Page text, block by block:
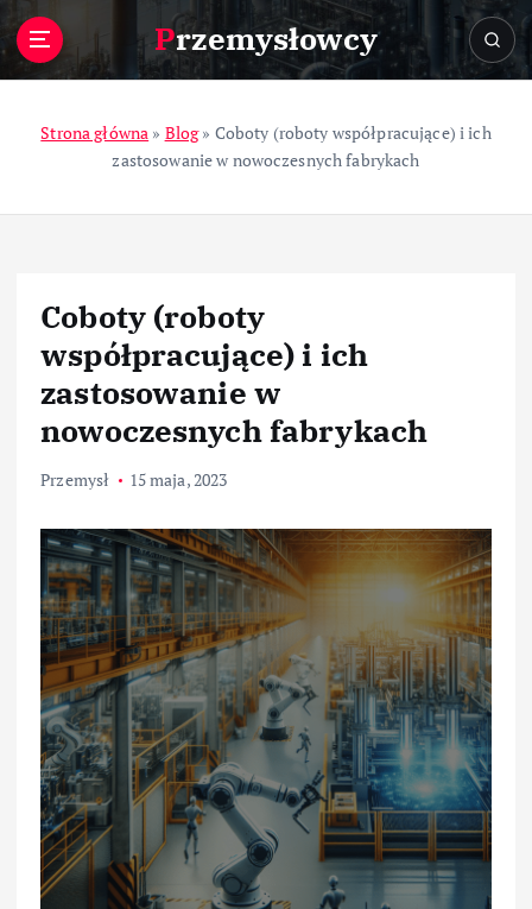
Przemysłowcy
Strona główna » Blog» Coboty (roboty współpracujące) i ich
zastosowanie w nowoczesnych fabrykach
Coboty (roboty
współpracujące) i ich
zastosowanie w
nowoczesnych fabrykach
Przemysł 15 maja, 2023